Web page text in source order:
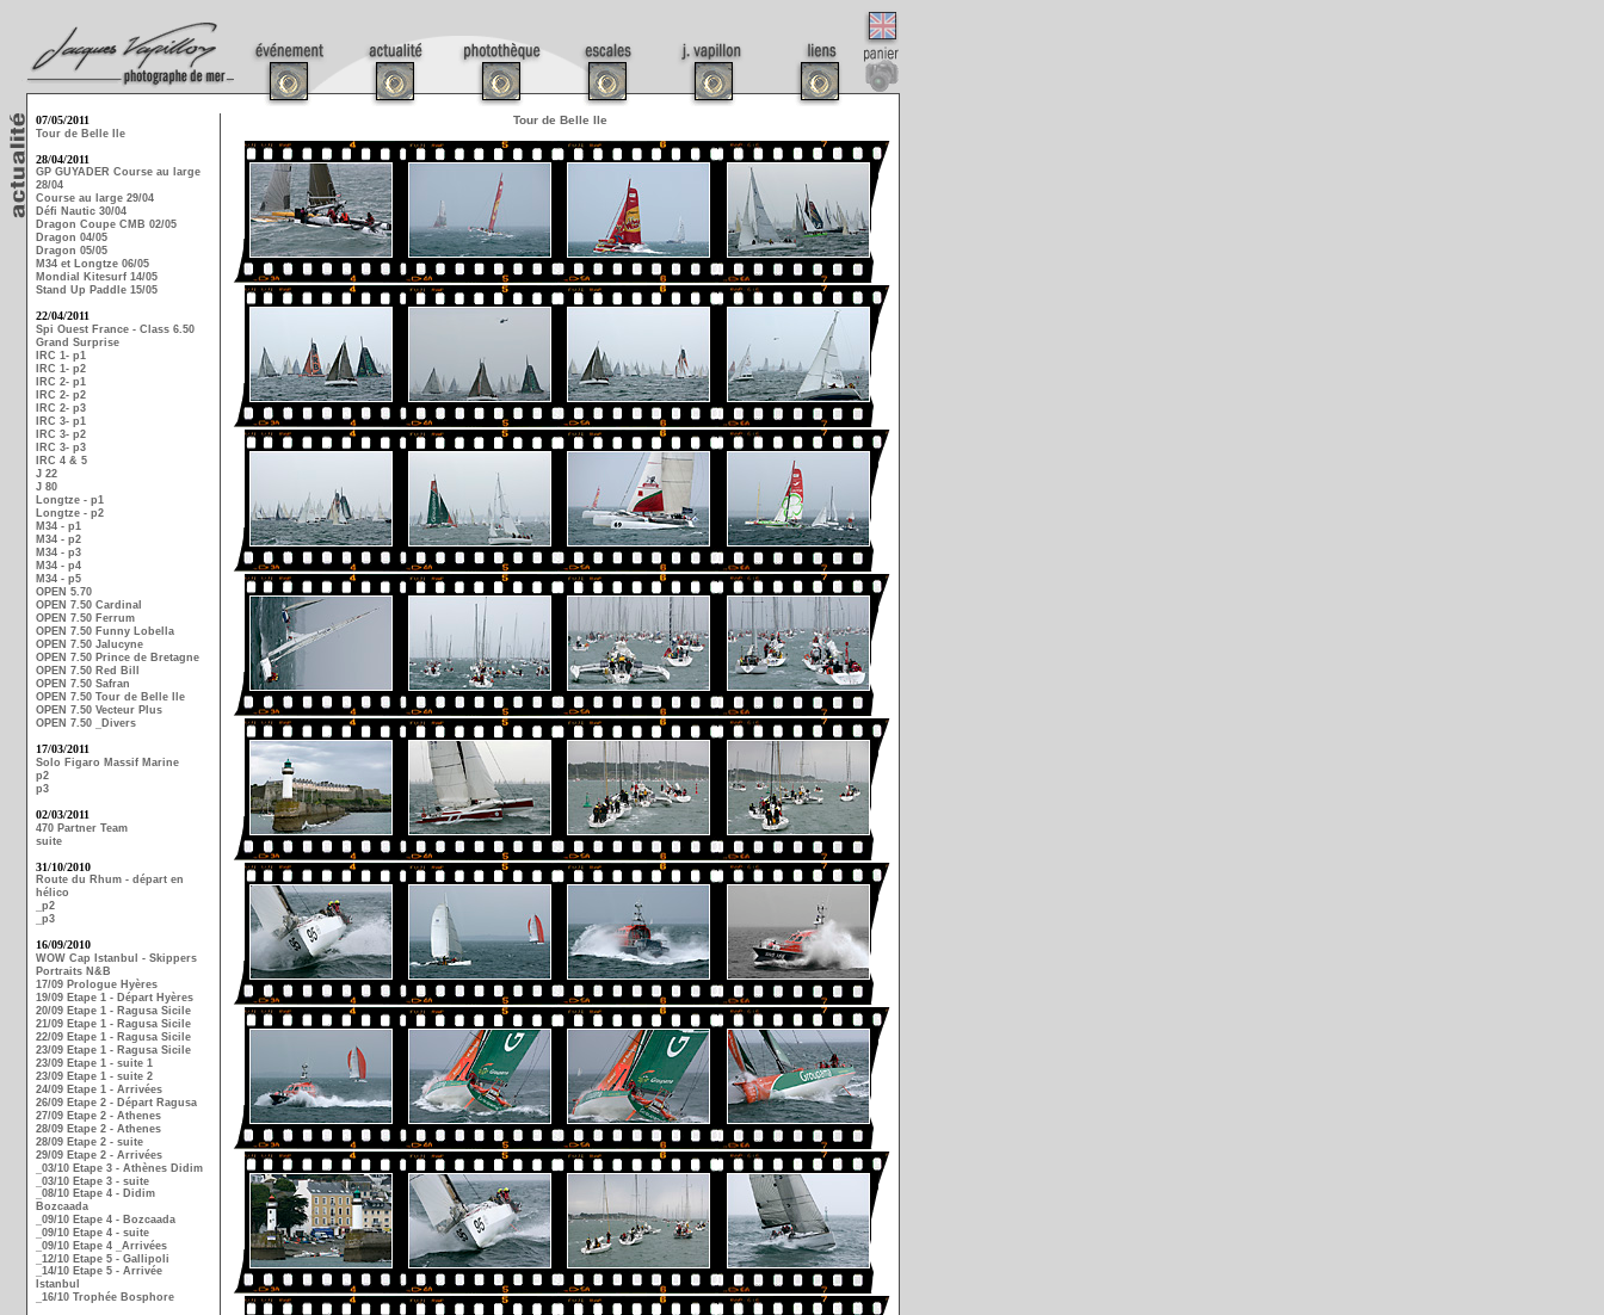
07/05/2011
Tour de Belle Ile
28/04/2011
GP GUYADER Course au large
28/04
Course au large 29/04
Défi Nautic 30/04
Dragon Coupe CMB 02/05
Dragon 04/05
Dragon 05/05
M34 et Longtze 06/05
Mondial Kitesurf 14/05
Stand Up Paddle 15/05
22/04/2011
Spi Ouest France - Class 6.50
Grand Surprise
IRC 1- p1
IRC 1- p2
IRC 2- p1
IRC 2- p2
IRC 2- p3
IRC 3- p1
IRC 3- p2
IRC 3- p3
IRC 4 & 5
J 22
J 80
Longtze - p1
Longtze - p2
M34 - p1
M34 - p2
M34 - p3
M34 - p4
M34 - p5
OPEN 5.70
OPEN 7.50 Cardinal
OPEN 7.50 Ferrum
OPEN 7.50 Funny Lobella
OPEN 7.50 Jalucyne
OPEN 7.50 Prince de Bretagne
OPEN 7.50 Red Bill
OPEN 7.50 Safran
OPEN 7.50 Tour de Belle Ile
OPEN 7.50 Vecteur Plus
OPEN 7.50 _Divers
17/03/2011
Solo Figaro Massif Marine
p2
p3
02/03/2011
470 Partner Team
suite
31/10/2010
Route du Rhum - départ en
hélico
_p2
_p3
16/09/2010
WOW Cap Istanbul - Skippers
Portraits N&B
17/09 Prologue Hyères
19/09 Etape 1 - Départ Hyères
20/09 Etape 1 - Ragusa Sicile
21/09 Etape 1 - Ragusa Sicile
22/09 Etape 1 - Ragusa Sicile
23/09 Etape 1 - Ragusa Sicile
23/09 Etape 1 - suite 1
23/09 Etape 1 - suite 2
24/09 Etape 1 - Arrivées
26/09 Etape 2 - Départ Ragusa
27/09 Etape 2 - Athenes
28/09 Etape 2 - Athenes
28/09 Etape 2 - suite
29/09 Etape 2 - Arrivées
_03/10 Etape 3 - Athènes Didim
_03/10 Etape 3 - suite
_08/10 Etape 4 - Didim
Bozcaada
_09/10 Etape 4 - Bozcaada
_09/10 Etape 4 - suite
_09/10 Etape 4 _Arrivées
_12/10 Etape 5 - Gallipoli
_14/10 Etape 5 - Arrivée
Istanbul
_16/10 Trophée Bosphore
Tour de Belle Ile